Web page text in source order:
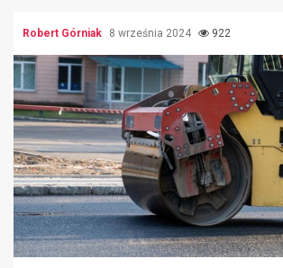
Robert Górniak 8 września 2024 922